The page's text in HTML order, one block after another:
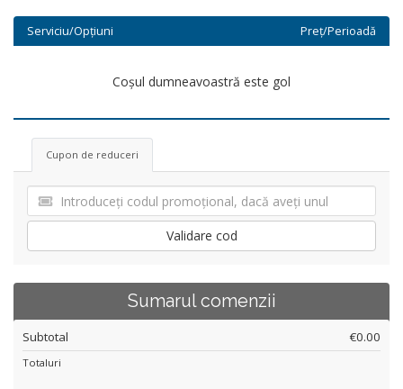
Serviciu/Opțiuni Preț/Perioadă
Coșul dumneavoastră este gol
Cupon de reduceri
Validare cod
Sumarul comenzii
Subtotal €0.00
Totaluri